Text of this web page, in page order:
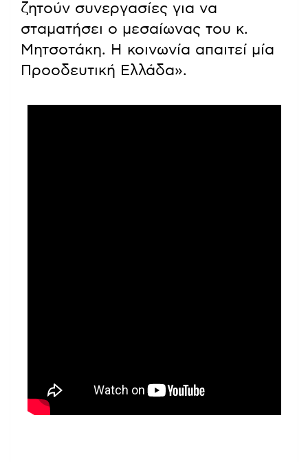
ζητούν συνεργασίες για να
σταματήσει ο μεσαίωνας του κ.
Μητσοτάκη. Η κοινωνία απαιτεί μία
Προοδευτική Ελλάδα».